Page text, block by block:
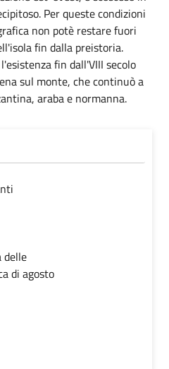
Per queste condizioni
non potè restare fuori
fin dalla preistoria.
fin dall'VIII secolo
sul monte, che continuò a
araba e normanna.
delle
di agosto